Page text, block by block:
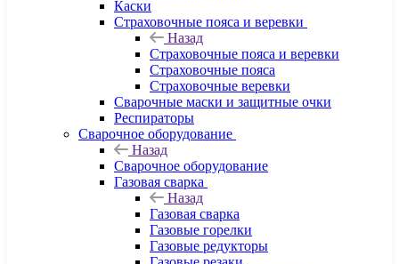
Каски
Страховочные пояса и веревки
Назад
Страховочные пояса и веревки
Страховочные пояса
Страховочные веревки
Сварочные маски и защитные очки
Респираторы
Сварочное оборудование
Назад
Сварочное оборудование
Газовая сварка
Назад
Газовая сварка
Газовые горелки
Газовые редукторы